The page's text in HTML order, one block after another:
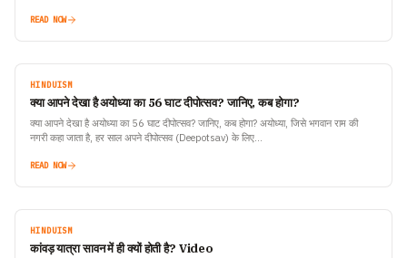
READ NOW
HINDUISM
क्या आपने देखा है अयोध्या का 56 घाट दीपोत्सव? जानिए, कब होगा?
क्या आपने देखा है अयोध्या का 56 घाट दीपोत्सव? जानिए, कब होगा? अयोध्या, जिसे भगवान राम की
नगरी कहा जाता है, हर साल अपने दीपोत्सव (Deepotsav) के लिए…
READ NOW
HINDUISM
कांवड़ यात्रा सावन में ही क्यों होती है? Video